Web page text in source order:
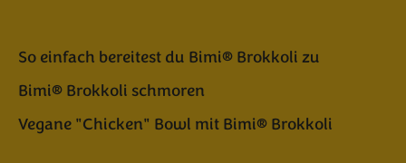
So einfach bereitest du Bimi® Brokkoli zu
Bimi® Brokkoli schmoren
Vegane "Chicken" Bowl mit Bimi® Brokkoli